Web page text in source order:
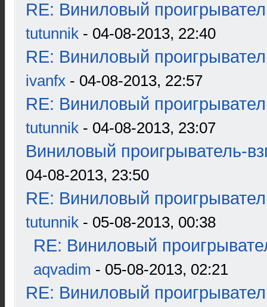
RE: Виниловый
tutunnik - 04-08-2013, 22:40
RE: Виниловый
ivanfx - 04-08-2013, 22:57
RE: Виниловый
tutunnik - 04-08-2013, 23:07
Виниловый проигрыватель-
04-08-2013, 23:50
RE: Виниловый
tutunnik - 05-08-2013, 00:38
RE: Виниловый
aqvadim - 05-08-2013, 02:21
RE: Виниловый